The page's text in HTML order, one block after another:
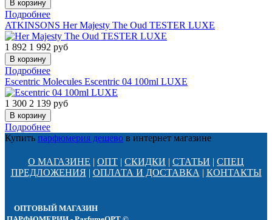
Подробнее
ATKINSONS Her Majesty The Oud TESTER LUXE
1 892 1 992 руб
Подробнее
Escentric Molecules Escentric 04 100ml LUXE
1 300 2 139 руб
Подробнее
Купить парфюмерия дешево в интернет магазине
О МАГАЗИНЕ | ОПТ | СКИДКИ | СТАТЬИ | СПЕЦ
ПРЕДЛОЖЕНИЯ | ОПЛАТА И ДОСТАВКА | КОНТАКТЫ
ОПТОВЫЙ МАГАЗИН